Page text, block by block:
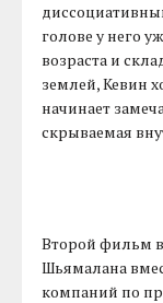
голове у него
возраста и
землей, Кевин
начинает
скрываемая
Второй фильм
Шьямалана
компаний по